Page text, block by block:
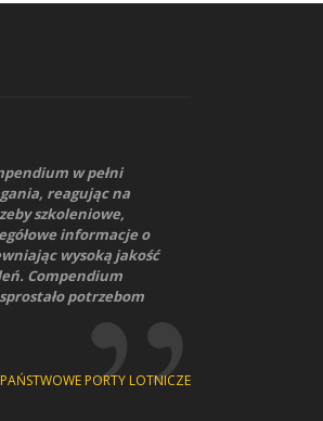
w pełni
reagując na
szkoleniowe,
informacje o
wysoką jakość
Compendium
potrzebom
PORTY LOTNICZE